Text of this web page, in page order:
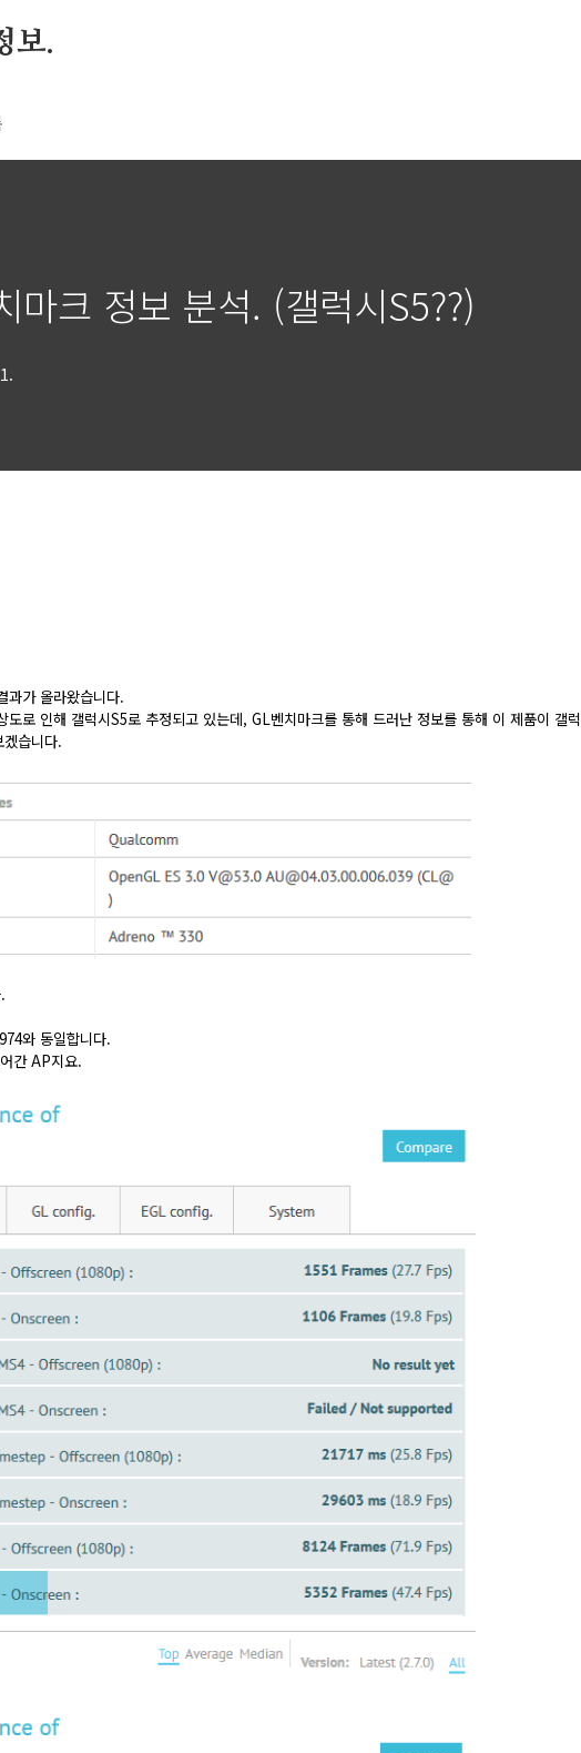
보.
마크 정보 분석. (갤럭시S5??)
과가 올라왔습니다.
로 인해 갤럭시S5로 추정되고 있는데, GL벤치마크를 통해 드러난 정보를 통해 이 제품이 갤럭
습니다.
와 동일합니다.
간 AP지요.